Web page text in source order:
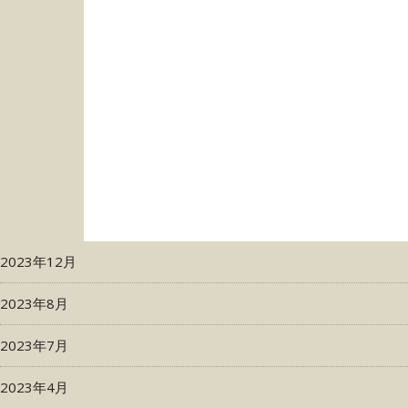
2023年12月
2023年8月
2023年7月
2023年4月